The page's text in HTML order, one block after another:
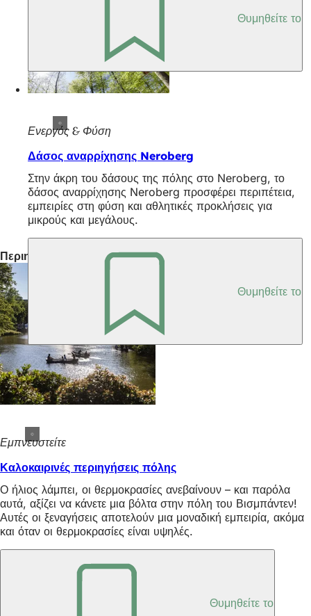
Θυμηθείτε το
Ενεργός & Φύση
Δάσος αναρρίχησης Neroberg
Στην άκρη του δάσους της πόλης στο Neroberg, το
δάσος αναρρίχησης Neroberg προσφέρει περιπέτεια,
εμπειρίες στη φύση και αθλητικές προκλήσεις για
μικρούς και μεγάλους.
Θυμηθείτε το
Περιηγήσεις στην πόλη
Εμπνευστείτε
Καλοκαιρινές περιηγήσεις πόλης
Ο ήλιος λάμπει, οι θερμοκρασίες ανεβαίνουν – και παρόλα
αυτά, αξίζει να κάνετε μια βόλτα στην πόλη του Βισμπάντεν!
Αυτές οι ξεναγήσεις αποτελούν μια μοναδική εμπειρία, ακόμα
και όταν οι θερμοκρασίες είναι υψηλές.
Θυμηθείτε το
Πολιτισμός